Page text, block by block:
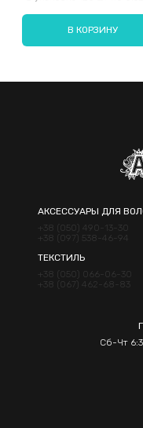
В КОРЗИНУ
АКСЕССУАРЫ ДЛЯ
+38 (050) 490-13-30
+38 (097) 538-46-94
ТЕКСТИЛЬ
+38 (050) 066-06-30
+38 (067) 462-68-83
Сб-Чт